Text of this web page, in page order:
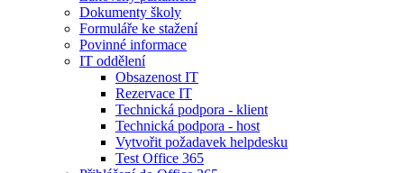
Dokumenty školy
Formuláře ke stažení
Povinné informace
IT oddělení
Obsazenost IT
Rezervace IT
Technická podpora - klient
Technická podpora - host
Vytvořit požadavek helpdesku
Test Office 365